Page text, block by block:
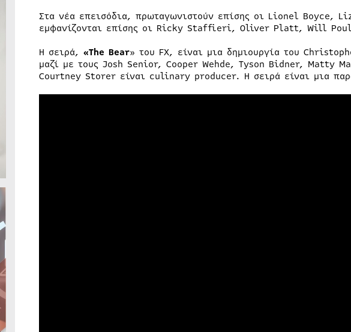
Στα νέα επεισόδια, πρωταγωνιστούν επίσης οι Lionel Boyce,
εμφανίζονται επίσης οι Ricky Staffieri, Oliver Platt, Will
Η σειρά, «The Bear» του FX, είναι μια δημιουργία του
μαζί με τους Josh Senior, Cooper Wehde, Tyson Bidner, Matty
Courtney Storer είναι culinary producer. Η σειρά είναι μια